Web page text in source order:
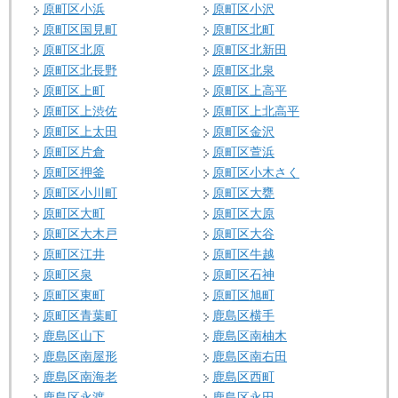
原町区小浜
原町区小沢
原町区国見町
原町区北町
原町区北原
原町区北新田
原町区北長野
原町区北泉
原町区上町
原町区上高平
原町区上渋佐
原町区上北高平
原町区上太田
原町区金沢
原町区片倉
原町区萱浜
原町区押釜
原町区小木さく
原町区小川町
原町区大甕
原町区大町
原町区大原
原町区大木戸
原町区大谷
原町区江井
原町区牛越
原町区泉
原町区石神
原町区東町
原町区旭町
原町区青葉町
鹿島区横手
鹿島区山下
鹿島区南柚木
鹿島区南屋形
鹿島区南右田
鹿島区南海老
鹿島区西町